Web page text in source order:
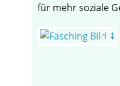
für mehr soziale